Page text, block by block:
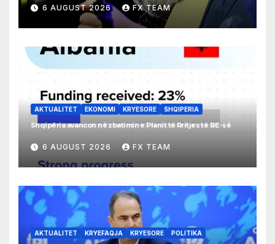
6 AUGUST 2026 FX TEAM
AKTUALITET EKONOMI KRYESORE SHQIPERIA
Shqipëria avancon në zbatimin e Planit të Rritjes të BE-së
6 AUGUST 2026 FX TEAM
AKTUALITET KRYEFAQJA KRYESORE POLITIKA